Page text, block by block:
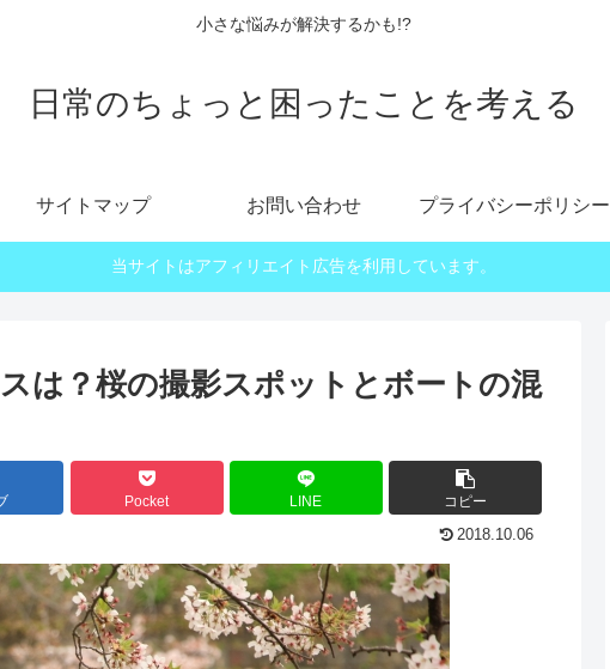
小さな悩みが解決するかも!?
日常のちょっと困ったことを考える
サイトマップ お問い合わせ プライバシーポリシー
当サイトはアフィリエイト広告を利用しています。
は？桜の撮影スポットとボートの混
Pocket LINE コピー
2018.10.06